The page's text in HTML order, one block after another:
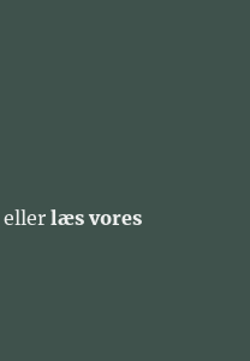
ellerlæs vores